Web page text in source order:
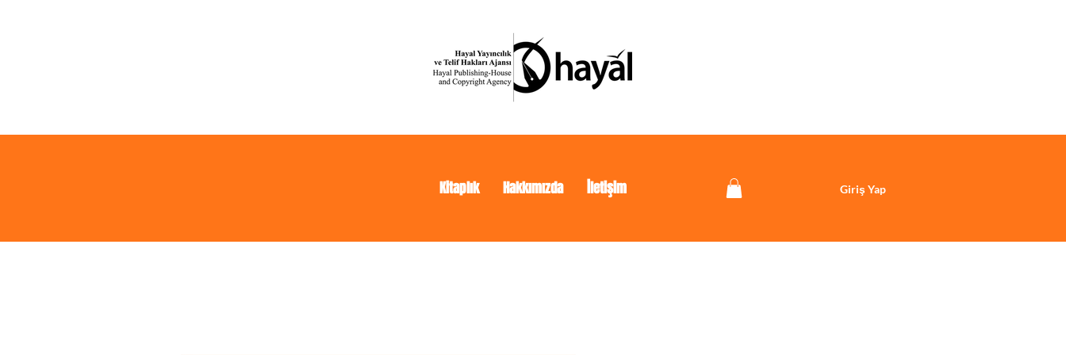
Kitaplık Hakkımızda İletişim Giriş Yap